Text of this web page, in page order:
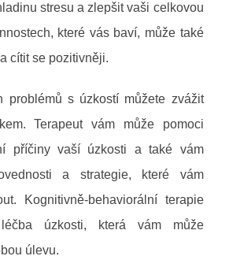
stresu a zlepšit vaši celkovou
které vás baví, může také
cítit se pozitivněji.
problémů s úzkostí můžete zvážit
Terapeut vám může pomoci
příčiny vaší úzkosti a také vám
a strategie, které vám
Kognitivně-behaviorální terapie
úzkosti, která vám může
úlevu.